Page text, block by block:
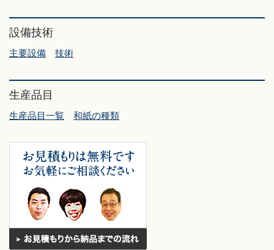
設備技術
主要設備 技術
生産品目
生産品目一覧 和紙の種類